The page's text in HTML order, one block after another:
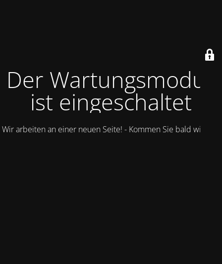
Der Wartungsmodus
ist eingeschaltet
Wir arbeiten an einer neuen Seite! - Kommen Sie bald wieder.